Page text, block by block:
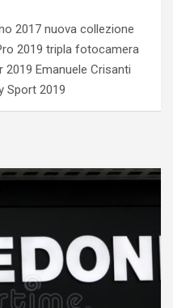
2017 nuova collezione
2019 tripla fotocamera
Emanuele Crisanti
Sport 2019